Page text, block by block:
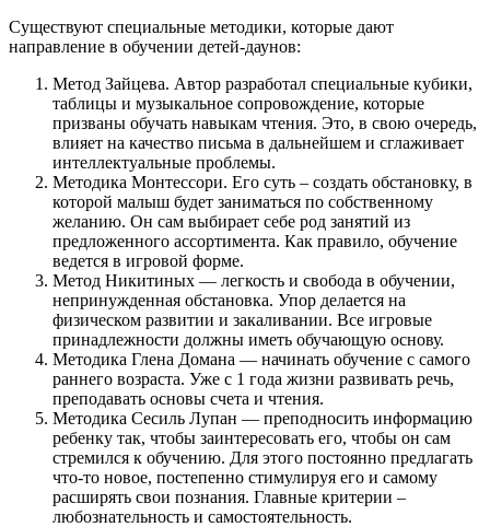
Существуют специальные методики, которые дают
направление в обучении детей-даунов:
Метод Зайцева. Автор разработал специальные кубики,
таблицы и музыкальное сопровождение, которые
призваны обучать навыкам чтения. Это, в свою очередь,
влияет на качество письма в дальнейшем и сглаживает
интеллектуальные проблемы.
Методика Монтессори. Его суть – создать обстановку, в
которой малыш будет заниматься по собственному
желанию. Он сам выбирает себе род занятий из
предложенного ассортимента. Как правило, обучение
ведется в игровой форме.
Метод Никитиных — легкость и свобода в обучении,
непринужденная обстановка. Упор делается на
физическом развитии и закаливании. Все игровые
принадлежности должны иметь обучающую основу.
Методика Глена Домана — начинать обучение с самого
раннего возраста. Уже с 1 года жизни развивать речь,
преподавать основы счета и чтения.
Методика Сесиль Лупан — преподносить информацию
ребенку так, чтобы заинтересовать его, чтобы он сам
стремился к обучению. Для этого постоянно предлагать
что-то новое, постепенно стимулируя его и самому
расширять свои познания. Главные критерии –
любознательность и самостоятельность.